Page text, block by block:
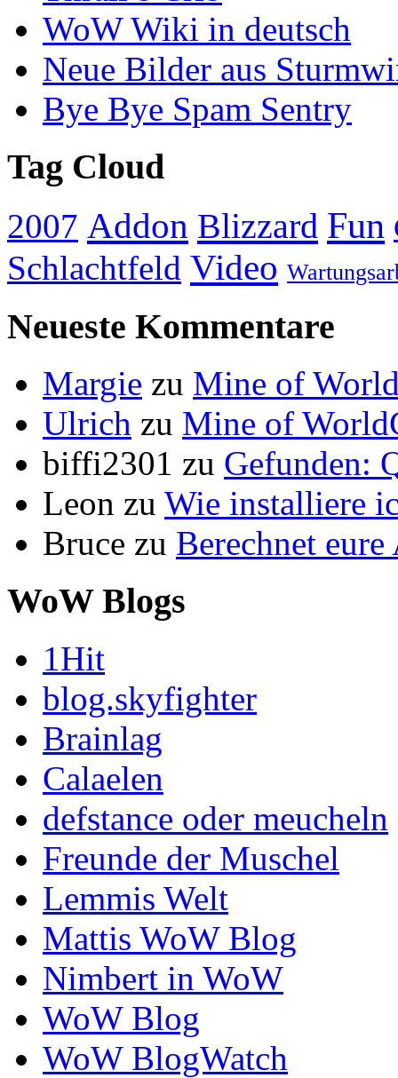
WoW Wiki in deutsch
Neue Bilder aus
Bye Bye Spam Sentry
Tag Cloud
2007 Addon Blizzard Fun
Schlachtfeld Video
Neueste Kommentare
Margie zu Mine of
Ulrich zu Mine of
biffi2301 zu Gefunden:
Leon zu Wie installiere
Bruce zu Berechnet
WoW Blogs
1Hit
blog.skyfighter
Brainlag
Calaelen
defstance oder meucheln
Freunde der Muschel
Lemmis Welt
Mattis WoW Blog
Nimbert in WoW
WoW Blog
WoW BlogWatch